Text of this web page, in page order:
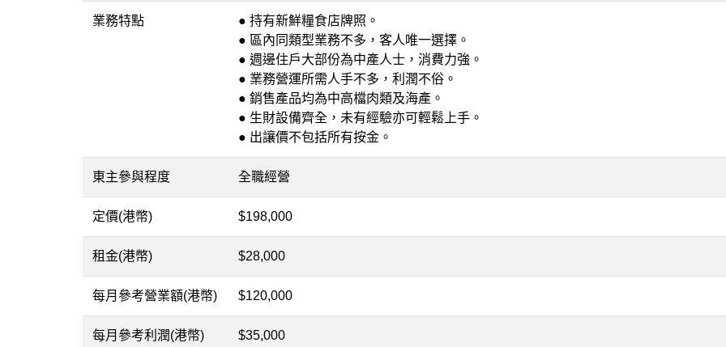
業務特點
● 持有新鮮糧食店牌照。
● 區內同類型業務不多，客人唯一選擇。
● 週邊住戶大部份為中產人士，消費力強。
● 業務營運所需人手不多，利潤不俗。
● 銷售產品均為中高檔肉類及海產。
● 生財設備齊全，未有經驗亦可輕鬆上手。
● 出讓價不包括所有按金。
東主參與程度 全職經營
定價(港幣) $198,000
租金(港幣) $28,000
每月參考營業額(港幣) $120,000
每月參考利潤(港幣) $35,000